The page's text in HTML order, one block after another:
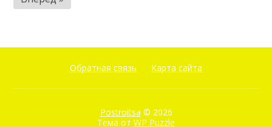
Обратная связь Карта сайта
Postroitsa © 2026
Тема от WP Puzzle